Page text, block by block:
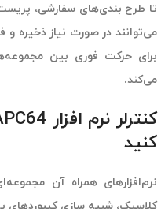
تا طرح بندی‌های سفارشی،
می‌توانند در صورت نیاز ذخیره و
برای حرکت فوری بین
می‌کند.
کنید
نرم‌افزارهای همراه آن